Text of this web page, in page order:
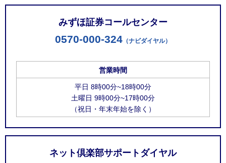
みずほ証券コールセンター
0570-000-324 （ナビダイヤル）
営業時間
平日 8時00分~18時00分
土曜日 9時00分~17時00分
（祝日・年末年始を除く）
ネット倶楽部サポートダイヤル